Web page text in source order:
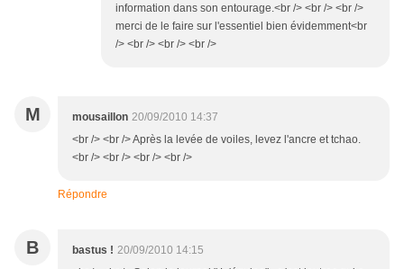
information dans son entourage.<br /> <br /> <br />
merci de le faire sur l'essentiel bien évidemment<br
/> <br /> <br /> <br />
M mousaillon 20/09/2010 14:37
<br /> <br /> Après la levée de voiles, levez l'ancre et tchao.
<br /> <br /> <br /> <br />
Répondre
B bastus ! 20/09/2010 14:15